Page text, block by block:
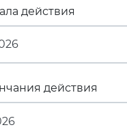
действия
действия